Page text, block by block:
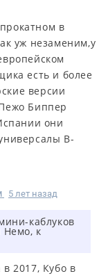
в
уж незаменим,у
есть и более
версии
Биппер
они
В-
5 лет назад
каблуков
к
2017, Кубо в